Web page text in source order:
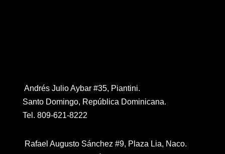
Andrés Julio Aybar #35, Piantini.
Santo Domingo, República Dominicana.
Tel. 809-621-8222
Rafael Augusto Sánchez #9, Plaza Lia, Naco.